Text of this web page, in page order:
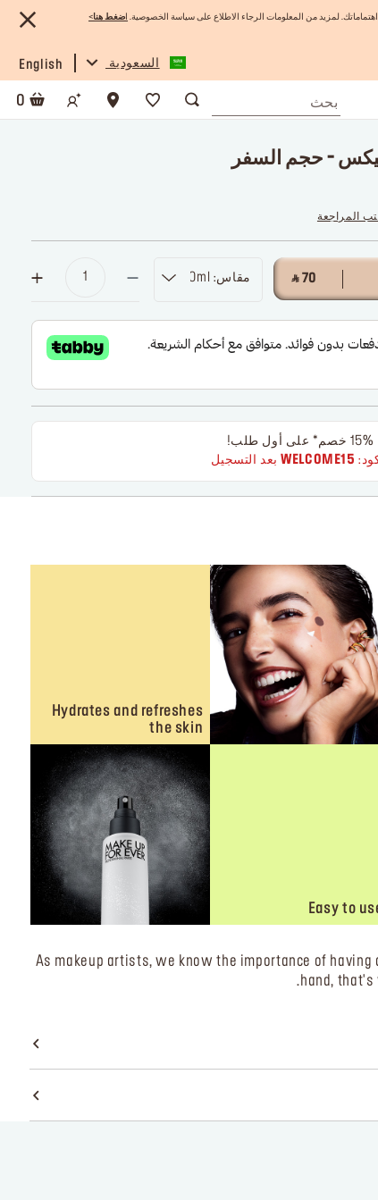
لمزيد من المعلومات الرجاء الاطلاع على سياسة الخصوصية. ضغط هنا >
السعودية English
0
- حجم السفر
المراجعة
مقاس: 30ml ‎ ⃁ 70 ‎
15% خصم* على أول طلب!
WELCOME15بعد التسجيل
Hydrates and refreshes
the skin
Easy to
As makeup artists, we know the importance of
hand,